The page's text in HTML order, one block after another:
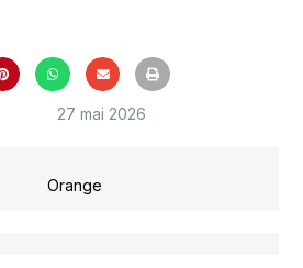
27 mai 2026
Orange